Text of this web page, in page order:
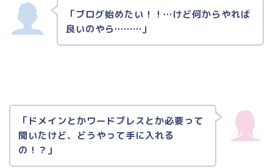
「ブログ始めたい！！…けど何からやれば
良いのやら………」
「ドメインとかワードプレスとか必要って
聞いたけど、どうやって手に入れる
の！？」